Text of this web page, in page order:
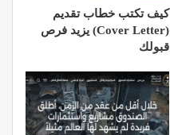
كيف تكتب خطاب تقديم
(Cover Letter) يزيد فرص
قبولك